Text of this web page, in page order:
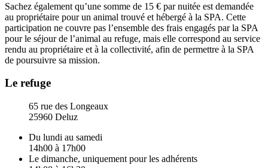
Sachez également qu’une somme de 15 € par nuitée est demandée
au propriétaire pour un animal trouvé et hébergé à la SPA. Cette
participation ne couvre pas l’ensemble des frais engagés par la SPA
pour le séjour de l’animal au refuge, mais elle correspond au service
rendu au propriétaire et à la collectivité, afin de permettre à la SPA
de poursuivre sa mission.
Le refuge
65 rue des Longeaux
25960 Deluz
Du lundi au samedi
14h00 à 17h00
Le dimanche, uniquement pour les adhérents